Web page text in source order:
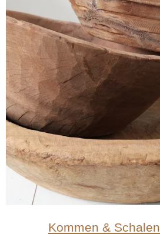
Kommen & Schalen